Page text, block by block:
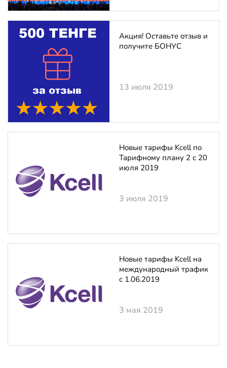
Акция! Оставьте отзыв и
получите БОНУС
13 июля 2019
Новые тарифы Kcell по
Тарифному плану 2 с 20
июля 2019
3 июля 2019
Новые тарифы Kcell на
международный трафик
с 1.06.2019
3 мая 2019